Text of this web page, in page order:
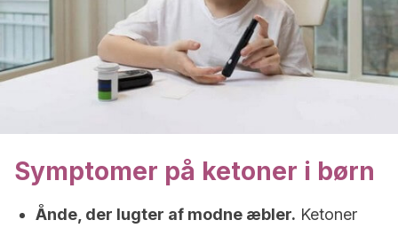
Symptomer på ketoner i børn
Ånde, der lugter af modne æbler. Ketoner